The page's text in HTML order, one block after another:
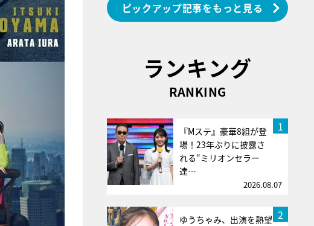
ピックアップ記事をもっと見る
ランキング
RANKING
1
『Mステ』豪華8組が登
場！23年ぶりに披露さ
れる“ミリオンセラー
達…
2026.08.07
2
ゆうちゃみ、出演を熱望